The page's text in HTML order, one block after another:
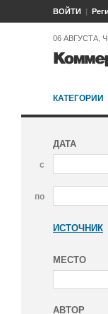
ВОЙТИ
06 АВГУСТА,
КАТЕГОРИИ
ДАТА
с
по
ИСТОЧНИК
МЕСТО
АВТОР